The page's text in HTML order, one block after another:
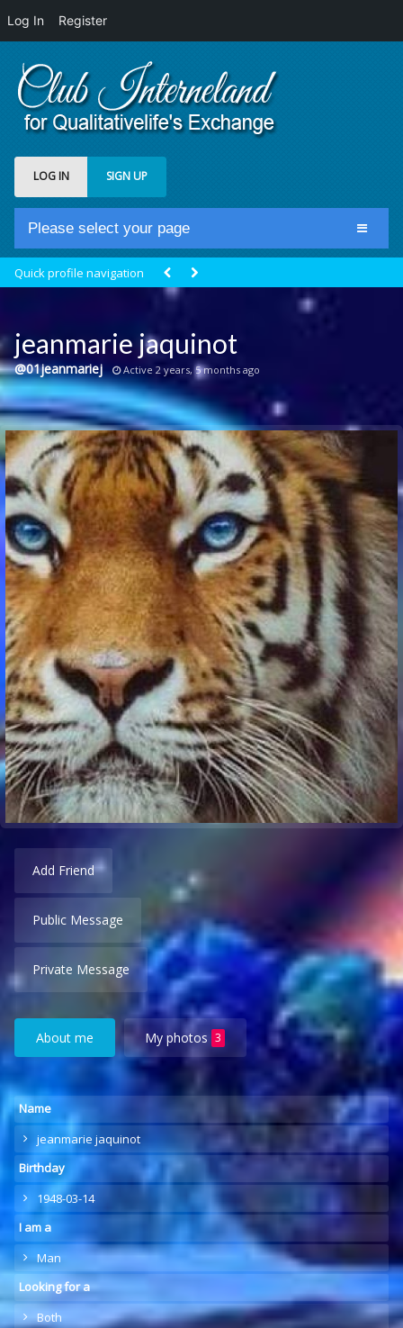
Log In Register
LOG IN SIGN UP
Please select your page
Groups
Centrale Cosmique
Communication Point
Cristal Temple
Meeting Point
The Yacht Club
Quick profile navigation
jeanmarie jaquinot
@01jeanmariej Active 2 years, 5 months ago
Add Friend
Public Message
Private Message
About me My photos 3
Name
jeanmarie jaquinot
Birthday
1948-03-14
I am a
Man
Looking for a
Both